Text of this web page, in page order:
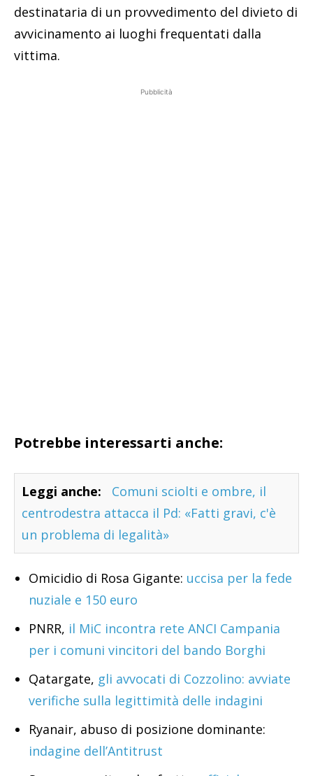
destinataria di un provvedimento del divieto di
avvicinamento ai luoghi frequentati dalla
vittima.
Pubblicità
Potrebbe interessarti anche:
Leggi anche:
Comuni sciolti e ombre, il
centrodestra attacca il Pd: «Fatti gravi, c'è
un problema di legalità»
Omicidio di Rosa Gigante: uccisa per la fede
nuziale e 150 euro
PNRR, il MiC incontra rete ANCI Campania
per i comuni vincitori del bando Borghi
Qatargate, gli avvocati di Cozzolino: avviate
verifiche sulla legittimità delle indagini
Ryanair, abuso di posizione dominante:
indagine dell’Antitrust